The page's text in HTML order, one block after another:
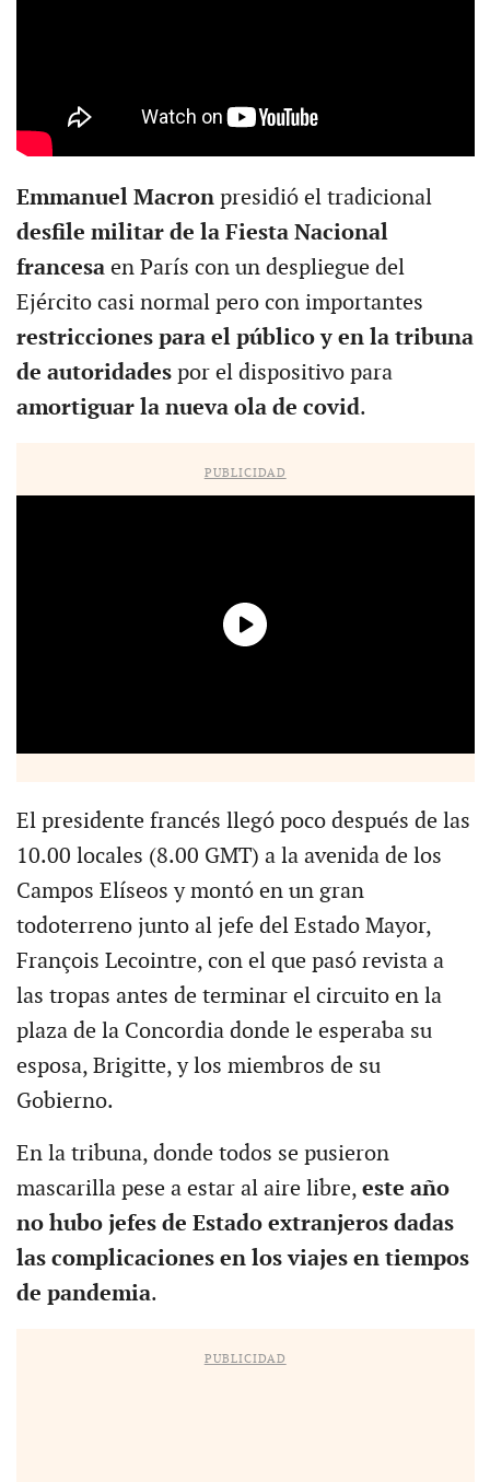
Emmanuel Macronpresidió el tradicional
desfile militar de la Fiesta Nacional
francesa en París con un despliegue del
Ejército casi normal pero con importantes
restricciones para el público y en la tribuna
de autoridadespor el dispositivo para
amortiguar la nueva ola de covid.
PUBLICIDAD
El presidente francés llegó poco después de las
10.00 locales (8.00 GMT) a la avenida de los
Campos Elíseos y montó en un gran
todoterreno junto al jefe del Estado Mayor,
François Lecointre, con el que pasó revista a
las tropas antes de terminar el circuito en la
plaza de la Concordia donde le esperaba su
esposa, Brigitte, y los miembros de su
Gobierno.
En la tribuna, donde todos se pusieron
mascarilla pese a estar al aire libre, este año
no hubo jefes de Estado extranjeros dadas
las complicaciones en los viajes en tiempos
de pandemia.
PUBLICIDAD